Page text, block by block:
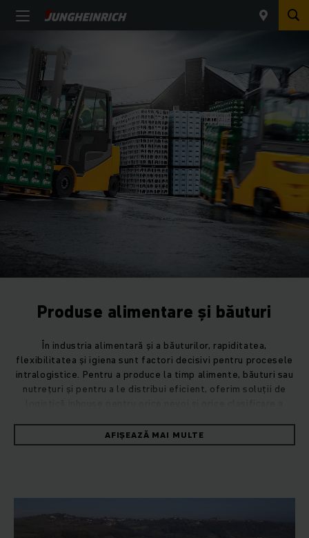
Produse alimentare și băuturi
În industria alimentară și a băuturilor, rapiditatea,
flexibilitatea și igiena sunt factori decisivi pentru procesele
intralogistice. Pentru a produce la timp alimente, băuturi sau
nutrețuri și pentru a le distribui eficient, oferim soluții de
automatizate.
AFIȘEAZĂ MAI MULTE